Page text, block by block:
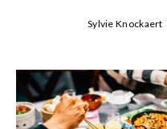
Sylvie Knockaert